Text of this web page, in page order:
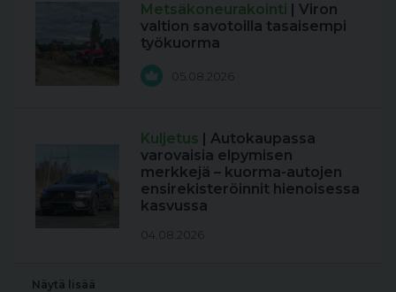
Metsäkoneurakointi | Viron
valtion savotoilla tasaisempi
työkuorma
05.08.2026
Kuljetus | Autokaupassa
varovaisia elpymisen
merkkejä – kuorma-autojen
ensirekisteröinnit hienoisessa
kasvussa
04.08.2026
Näytä lisää